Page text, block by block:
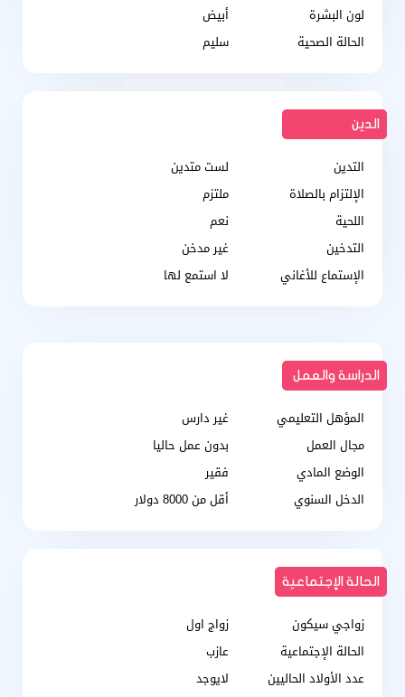
لون البشرة
أبيض
الحالة الصحية
سليم
الدين
التدين
لست متدين
الإلتزام بالصلاة
ملتزم
اللحية
نعم
التدخين
غير مدخن
الإستماع للأغاني
لا استمع لها
الدراسة والعمل
المؤهل التعليمي
غير دارس
مجال العمل
بدون عمل حاليا
الوضع المادي
فقير
الدخل السنوي
أقل من 8000 دولار
الحالة الإجتماعية
زواجي سيكون
زواج اول
الحالة الإجتماعية
عازب
عدد الأولاد الحاليين
لايوجد